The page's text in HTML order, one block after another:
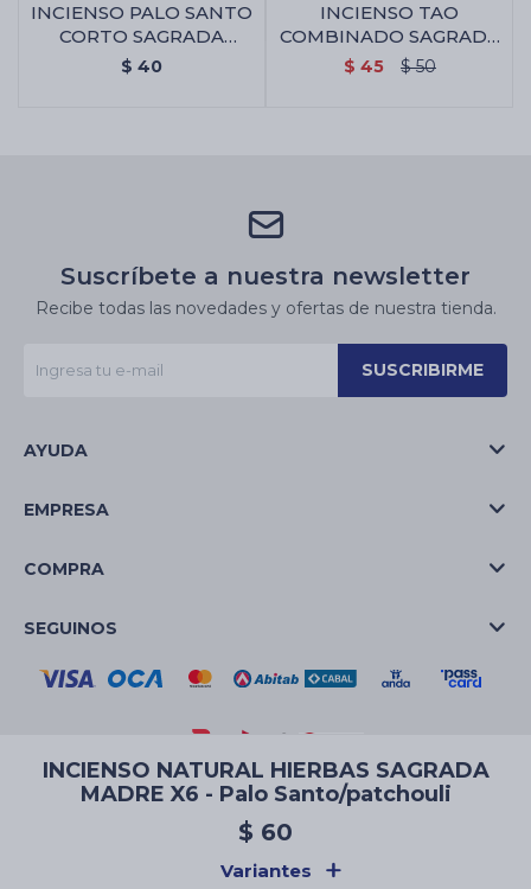
INCIENSO NATURAL HIERBAS SAGRADA
MADRE X6 - Palo Santo/patchouli
$ 60
Variantes
INCIENSO PALO SANTO
CORTO SAGRADA
MADRE X4 - Incienso
$ 40
INCIENSO TAO
COMBINADO SAGRADA
MADRE - 7
$ 45 $ 50
Suscríbete a nuestra newsletter
Recibe todas las novedades y ofertas de nuestra tienda.
SUSCRIBIRME
AYUDA
EMPRESA
COMPRA
SEGUINOS
© Copyright 2026 / La Casa de las Velas